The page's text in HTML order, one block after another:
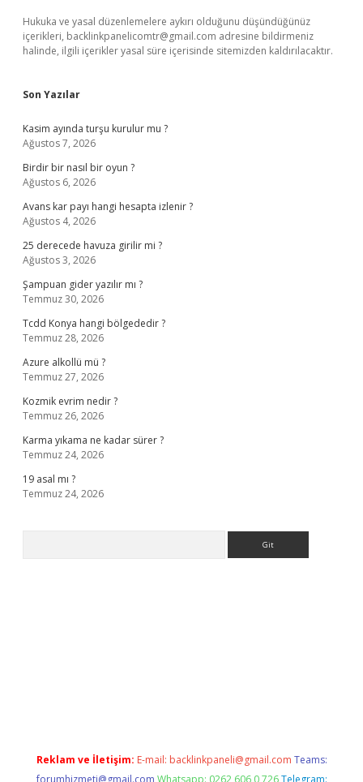
Hukuka ve yasal düzenlemelere aykırı olduğunu düşündüğünüz
içerikleri, backlinkpanelicomtr@gmail.com adresine bildirmeniz
halinde, ilgili içerikler yasal süre içerisinde sitemizden kaldırılacaktır.
Son Yazılar
Kasim ayında turşu kurulur mu ?
Ağustos 7, 2026
Birdir bir nasıl bir oyun ?
Ağustos 6, 2026
Avans kar payı hangi hesapta izlenir ?
Ağustos 4, 2026
25 derecede havuza girilir mi ?
Ağustos 3, 2026
Şampuan gider yazılır mı ?
Temmuz 30, 2026
Tcdd Konya hangi bölgededir ?
Temmuz 28, 2026
Azure alkollü mü ?
Temmuz 27, 2026
Kozmik evrim nedir ?
Temmuz 26, 2026
Karma yıkama ne kadar sürer ?
Temmuz 24, 2026
19 asal mı ?
Temmuz 24, 2026
Reklam ve İletişim: E-mail: backlinkpaneli@gmail.com Teams:
forumhizmeti@gmail.com Whatsapp: 0262 606 0 726 Telegram: